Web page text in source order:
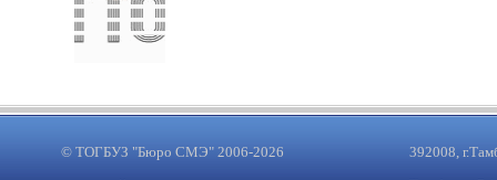
© ТОГБУЗ "Бюро СМЭ" 2006-2026
392008,